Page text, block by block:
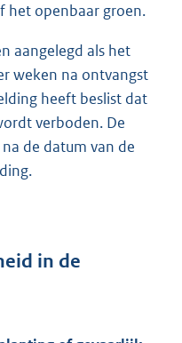
het openbaar groen.
aangelegd als het
weken na ontvangst
heeft beslist dat
verboden. De
de datum van de
in de